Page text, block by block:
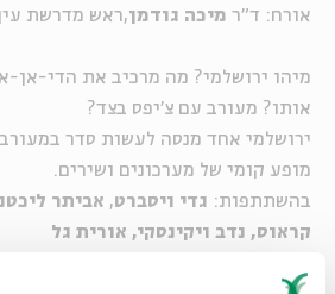
אורח: ד"ר מיכה גודמן,ראש מדרשת
מיהו ירושלמי? מה מרכיב את הדי-אן-
אותו? מעורב עם צ'יפס בצד?
ירושלמי אחד מנסה לעשות סדר
מופע קומי של מערכונים ושירים.
בהשתתפות: גדי ויסברט, אביתר
קראוס, נדב ויקינסקי, אורית גל